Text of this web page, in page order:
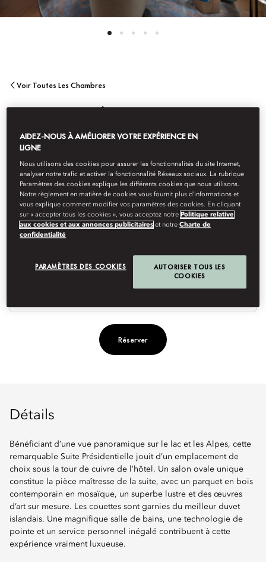
Voir Toutes Les Chambres
Bénéficiant d’une vue panoramique sur le lac des Quatre-
Cantons, cette suite remarquable est décorée de peintures
murales et d’œuvres d’art réalisées sur mesure dans le salon et la
salle à manger, et dispose de couettes en duvet islandais, d’une
salle de bains somptueuse et du meilleur équipement
technologique pour profiter d’un séjour luxueux au bord du lac.
Réserver
Détails
Bénéficiant d’une vue panoramique sur le lac et les Alpes, cette
remarquable Suite Présidentielle jouit d’un emplacement de
choix sous la tour de cuivre de l’hôtel. Un salon ovale unique
constitue la pièce maîtresse de la suite, avec un parquet en bois
contemporain en mosaïque, un superbe lustre et des œuvres
d’art sur mesure. Les couettes sont garnies du meilleur duvet
islandais. Une magnifique salle de bains, une technologie de
pointe et un service personnel inégalé contribuent à cette
expérience vraiment luxueuse.
AIDEZ-NOUS À AMÉLIORER VOTRE EXPÉRIENCE EN
LIGNE
Nous utilisons des cookies pour assurer les fonctionnalités du site Internet,
analyser notre trafic et activer la fonctionnalité Réseaux sociaux. La rubrique
Paramètres des cookies explique les différents cookies que nous utilisons.
Notre règlement en matière de cookies vous fournit plus d’informations et
vous explique comment modifier vos paramètres des cookies. En cliquant
sur « accepter tous les cookies », vous acceptez notrePolitique relative
aux cookies et aux annonces publicitaires et notreCharte de
confidentialité
PARAMÈTRES DES COOKIES
AUTORISER TOUS LES
COOKIES